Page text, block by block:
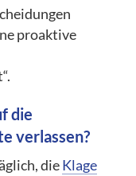
proaktive
die
verlassen?
dieKlage